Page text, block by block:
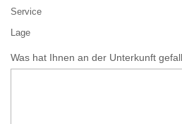
Service
Lage
Was hat Ihnen an der Unterkunft